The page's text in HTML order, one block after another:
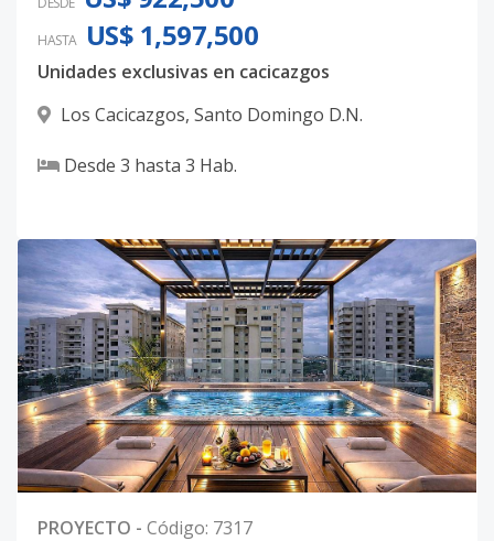
HASTA US$ 1,597,500
Unidades exclusivas en cacicazgos
Los Cacicazgos, Santo Domingo D.N.
Desde 3 hasta 3 Hab.
PROYECTO - Código: 7317